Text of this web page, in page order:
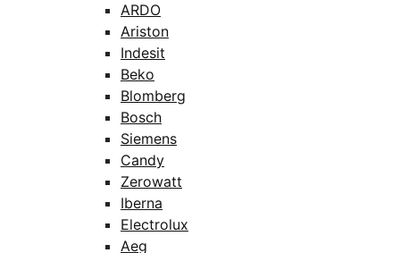
ARDO
Ariston
Indesit
Beko
Blomberg
Bosch
Siemens
Candy
Zerowatt
Iberna
Electrolux
Aeg